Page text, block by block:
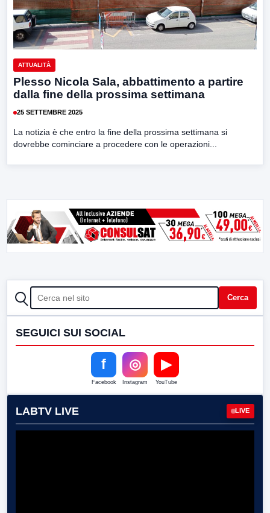
ATTUALITÀ
Plesso Nicola Sala, abbattimento a partire
dalla fine della prossima settimana
25 SETTEMBRE 2025
La notizia è che entro la fine della prossima settimana si
dovrebbe cominciare a procedere con le operazioni...
CERCA Cerca
SEGUICI SUI SOCIAL
f
Facebook
◎
Instagram
▶
YouTube
LABTV LIVE LIVE